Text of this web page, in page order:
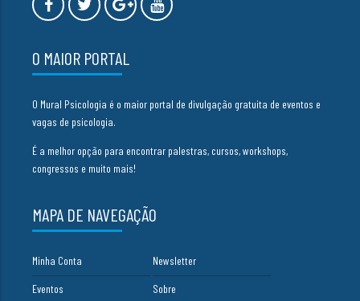
O MAIOR PORTAL
O Mural Psicologia é o maior portal de divulgação gratuita de eventos e
vagas de psicologia.
É a melhor opção para encontrar palestras, cursos, workshops,
congressos e muito mais!
MAPA DE NAVEGAÇÃO
Minha Conta Newsletter
Eventos Sobre